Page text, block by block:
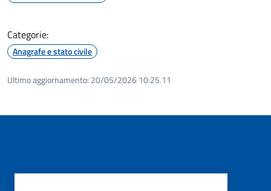
Categorie:
Anagrafe e stato civile
Ultimo aggiornamento: 20/05/2026 10:25.11